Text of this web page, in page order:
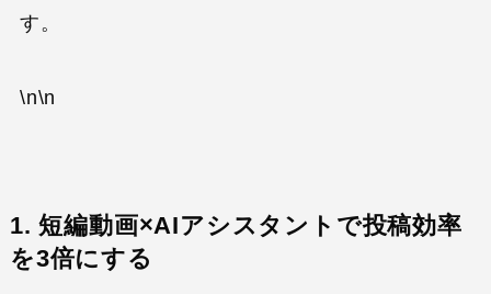
す。
\n\n
1. 短編動画×AIアシスタントで投稿効率
を3倍にする